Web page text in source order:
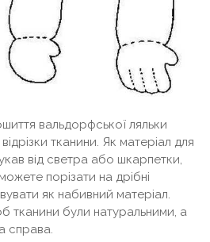
вальдорфської ляльки
тканини. Як матеріал для
від светра або шкарпетки,
порізати на дрібні
як набивний матеріал.
тканини були натуральними, а
справа.